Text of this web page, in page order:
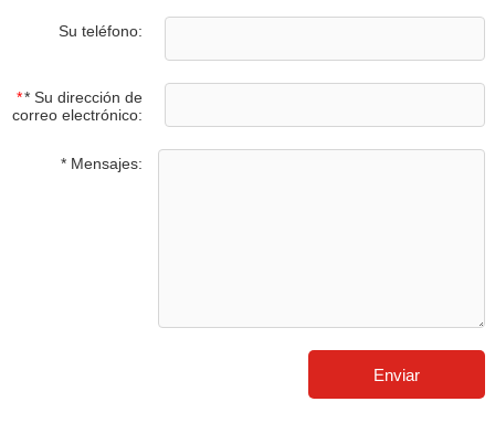
Su teléfono:
** Su dirección de
correo electrónico:
* Mensajes: